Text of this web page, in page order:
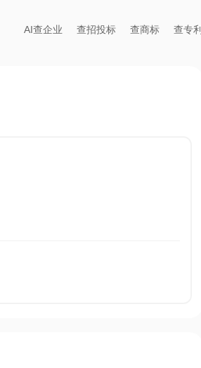
AI查企业 查招投标 查商标 查专利